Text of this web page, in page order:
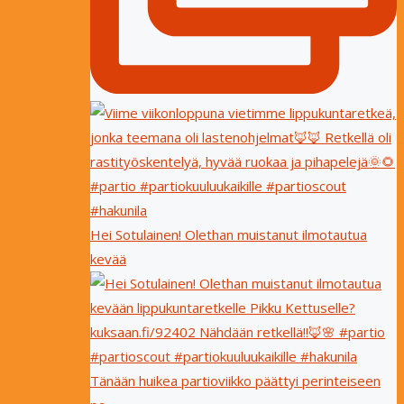
Hei Sotulainen! Olethan muistanut ilmotautua
kevää
Tänään huikea partioviikko päättyi perinteiseen